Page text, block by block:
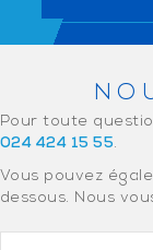
Pour toute
024 424 15 55.
Vous pouvez
dessous. Nous